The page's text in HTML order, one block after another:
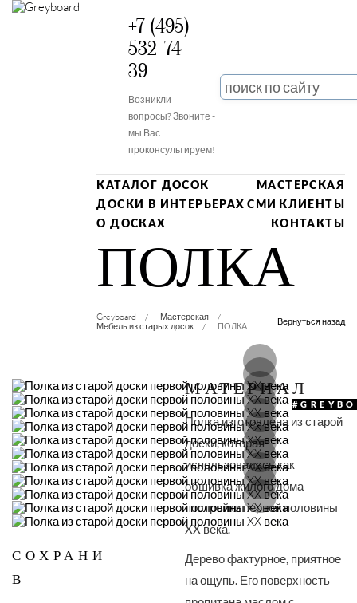
+7 (495)
532-74-
39
Возникли
вопросы? Звоните -
мы Вас
проконсультируем!
КАТАЛОГ ДОСОК
МАСТЕРСКАЯ
ДОСКИ В ИНТЕРЬЕРАХ СМИ КЛИЕНТЫ
О ДОСКАХ
КОНТАКТЫ
ПОЛКА
Greyboard
Мастерская
Мебель из старых досок
ПОЛКА Вернуться назад
СОХРАНИ
В
МАТЕРИАЛ
Полка изготовлена из старой
доски, которая
использовалась как
обшивка жилого дома
постройки первой половины
XX века.
Дерево фактурное, приятное
на ощупь. Его поверхность